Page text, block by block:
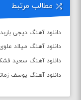
مطالب مرتبط
دانلود آهنگ دیجی باربد به
دانلود آهنگ میلاد
دانلود آهنگ سعید
دانلود آهنگ یوسف